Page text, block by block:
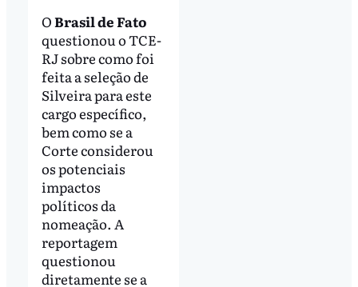
OBrasil de Fato
questionou o TCE-
RJ sobre como foi
feita a seleção de
Silveira para este
cargo específico,
bem como se a
Corte considerou
os potenciais
impactos
políticos da
nomeação. A
reportagem
questionou
diretamente se a